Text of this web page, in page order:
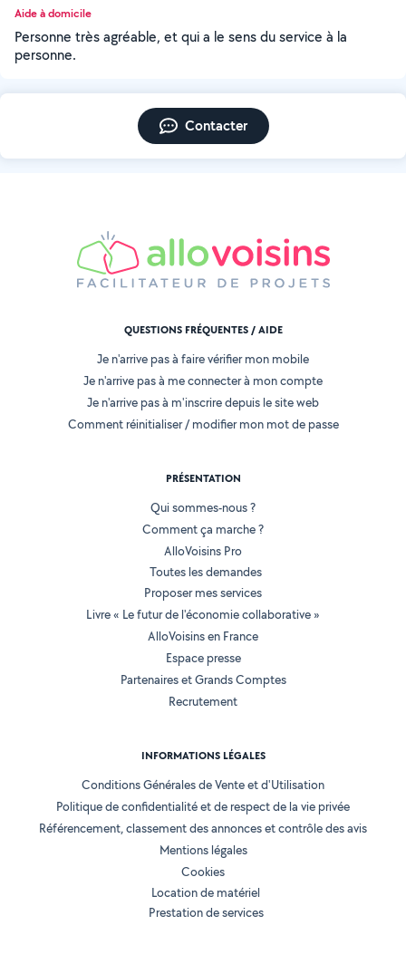
Aide à domicile
Personne très agréable, et qui a le sens du service à la
personne.
Contacter
QUESTIONS FRÉQUENTES / AIDE
Je n'arrive pas à faire vérifier mon mobile
Je n'arrive pas à me connecter à mon compte
Je n'arrive pas à m'inscrire depuis le site web
Comment réinitialiser / modifier mon mot de passe
PRÉSENTATION
Qui sommes-nous ?
Comment ça marche ?
AlloVoisins Pro
Toutes les demandes
Proposer mes services
Livre « Le futur de l'économie collaborative »
AlloVoisins en France
Espace presse
Partenaires et Grands Comptes
Recrutement
INFORMATIONS LÉGALES
Conditions Générales de Vente et d'Utilisation
Politique de confidentialité et de respect de la vie privée
Référencement, classement des annonces et contrôle des avis
Mentions légales
Cookies
Location de matériel
Prestation de services